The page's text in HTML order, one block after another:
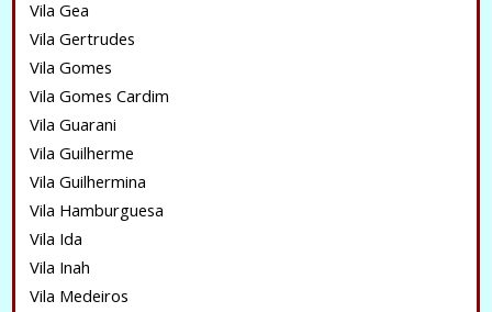
Vila Gea
Vila Gertrudes
Vila Gomes
Vila Gomes Cardim
Vila Guarani
Vila Guilherme
Vila Guilhermina
Vila Hamburguesa
Vila Ida
Vila Inah
Vila Medeiros